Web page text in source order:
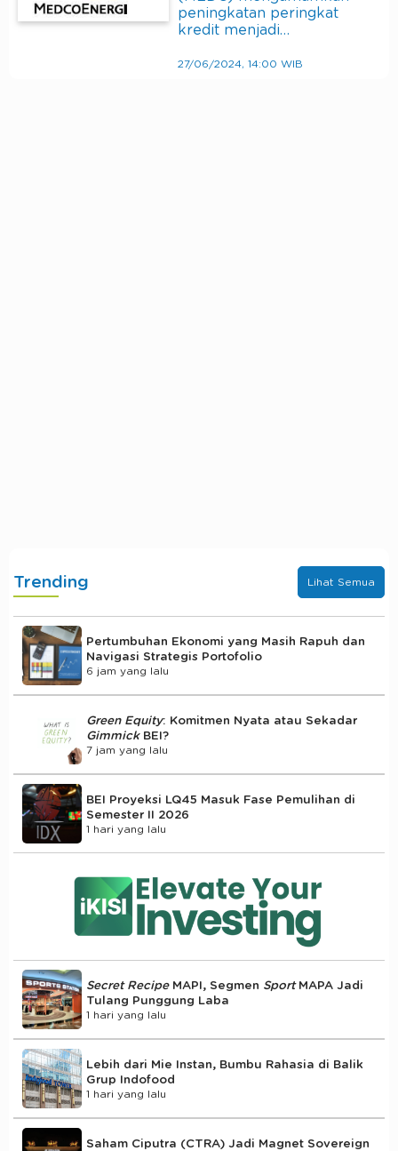
peningkatan peringkat
kredit menjadi…
27/06/2024, 14:00 WIB
Trending Lihat Semua
Pertumbuhan Ekonomi yang Masih Rapuh dan
Navigasi Strategis Portofolio
6 jam yang lalu
Green Equity: Komitmen Nyata atau Sekadar
Gimmick BEI?
7 jam yang lalu
BEI Proyeksi LQ45 Masuk Fase Pemulihan di
Semester II 2026
1 hari yang lalu
Secret RecipeMAPI, Segmen Sport MAPA Jadi
Tulang Punggung Laba
1 hari yang lalu
Lebih dari Mie Instan, Bumbu Rahasia di Balik
Grup Indofood
1 hari yang lalu
Saham Ciputra (CTRA) Jadi Magnet Sovereign